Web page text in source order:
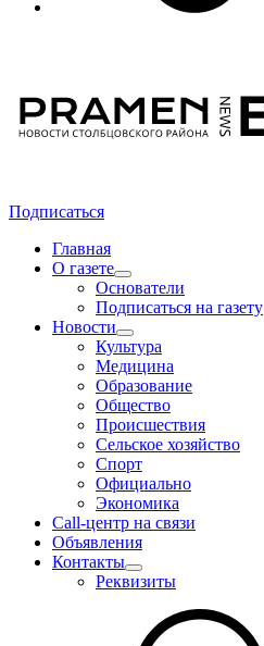
Подписаться
Главная
О газете
Основатели
Подписаться на газету
Новости
Культура
Медицина
Образование
Общество
Происшествия
Сельское хозяйство
Спорт
Официально
Экономика
Call-центр на связи
Объявления
Контакты
Реквизиты